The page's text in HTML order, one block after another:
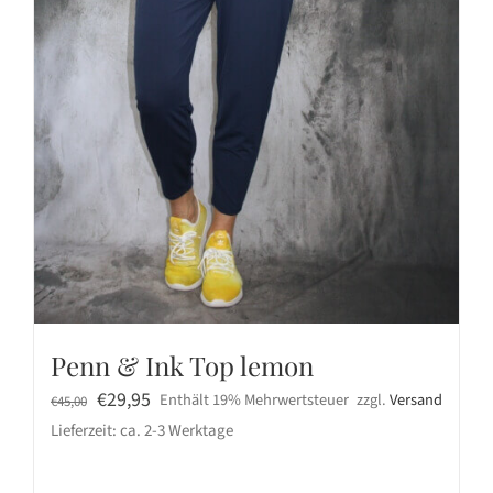
Penn & Ink Top lemon
€45,00 Ursprünglicher
Preis
€29,95 Aktueller
Preis
Enthält 19% Mehrwertsteuer zzgl.Versand
Lieferzeit: ca. 2-3 Werktage